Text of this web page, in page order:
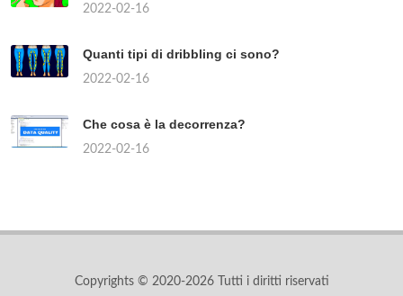
2022-02-16
Quanti tipi di dribbling ci sono?
2022-02-16
Che cosa è la decorrenza?
2022-02-16
Copyrights © 2020-2026 Tutti i diritti riservati